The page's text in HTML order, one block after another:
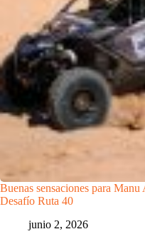
Buenas sensaciones para
Desafío Ruta 40
junio 2, 2026